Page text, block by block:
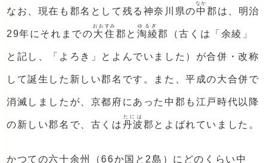
なお、現在も郡名として残る神奈川県の中
なか
郡は、明治
29年にそれまでの大住
おおすみ
郡と 淘綾
ゆるぎ
郡（古くは「余綾」
と記し、「よろき」とよんでいました）が合併・改称
して誕生した新しい郡名です。また、平成の大合併で
消滅しましたが、京都府にあった中郡も江戸時代以降
の新しい郡名で、古くは丹波
たには
郡とよばれていました。
かつての六十余州（66か国と2島）にどのくらい中